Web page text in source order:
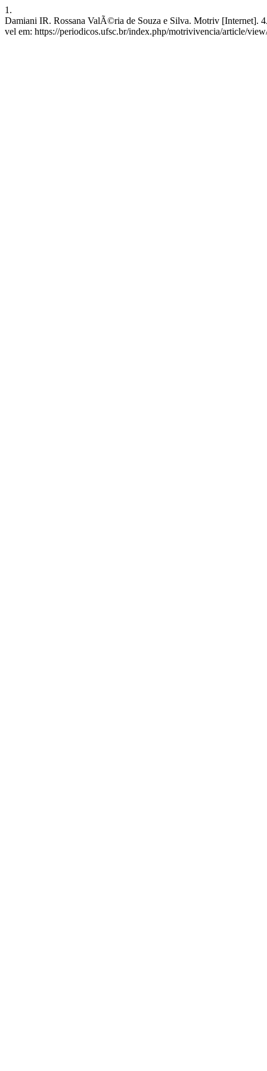
1.
Damiani IR. Rossana ValÃ©ria de Souza e Silva. Motriv [Internet].
vel em: https://periodicos.ufsc.br/index.php/motrivivencia/article/